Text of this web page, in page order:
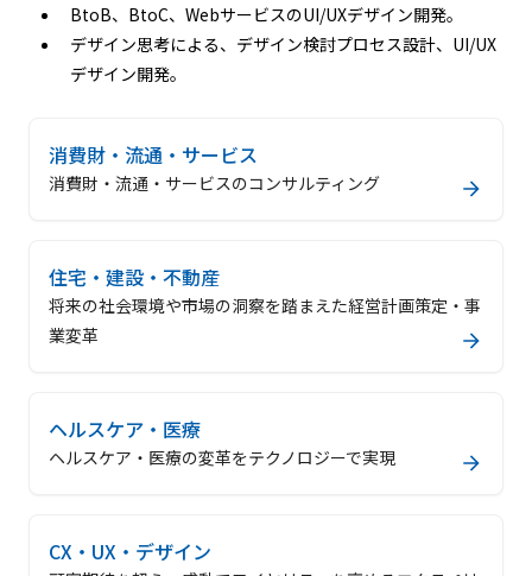
BtoB、BtoC、WebサービスのUI/UXデザイン開発。
デザイン思考による、デザイン検討プロセス設計、UI/UX
デザイン開発。
消費財・流通・サービス
消費財・流通・サービスのコンサルティング
住宅・建設・不動産
将来の社会環境や市場の洞察を踏まえた経営計画策定・事
業変革
ヘルスケア・医療
ヘルスケア・医療の変革をテクノロジーで実現
CX・UX・デザイン